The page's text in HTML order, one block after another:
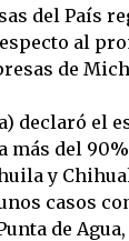
del País
al
de
declaró el
más del
y
casos
de